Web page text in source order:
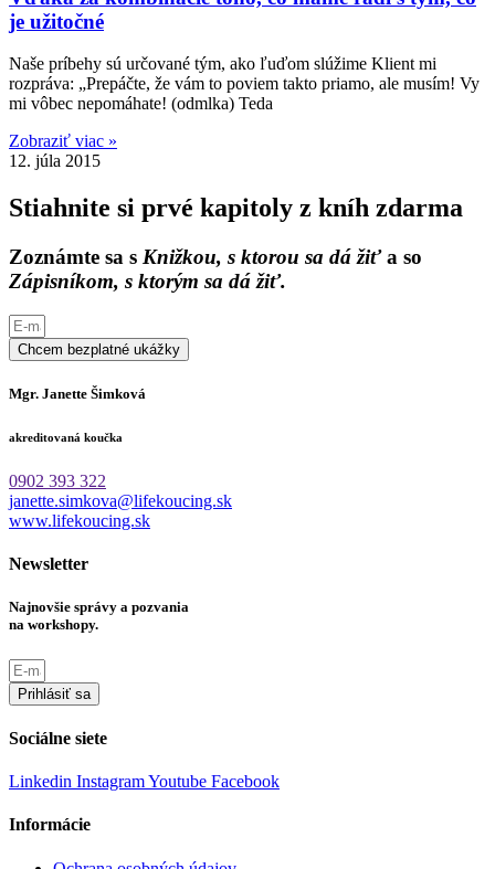
je užitočné
Naše príbehy sú určované tým, ako ľuďom slúžime Klient mi
rozpráva: „Prepáčte, že vám to poviem takto priamo, ale musím! Vy
mi vôbec nepomáhate! (odmlka) Teda
Zobraziť viac »
12. júla 2015
Stiahnite si prvé kapitoly z kníh zdarma
Zoznámte sa s Knižkou, s ktorou sa dá žiťa so
Zápisníkom, s ktorým sa dá žiť.
Chcem bezplatné ukážky
Mgr. Janette Šimková
akreditovaná koučka
0902 393 322
janette.simkova@lifekoucing.sk
www.lifekoucing.sk
Newsletter
Najnovšie správy a pozvania
na workshopy.
Prihlásiť sa
Sociálne siete
Linkedin InstagramYoutube Facebook
Informácie